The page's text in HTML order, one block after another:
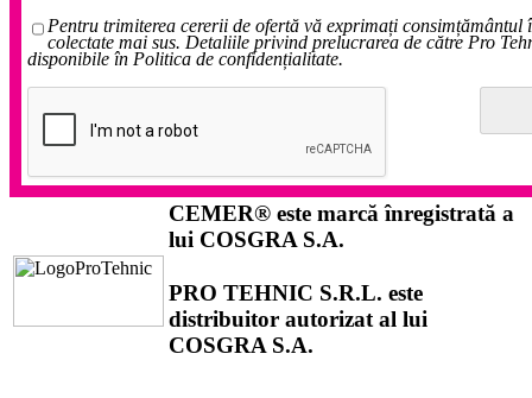
Pentru trimiterea cererii de ofertă vă exprimați
colectate mai sus. Detaliile privind prelucrarea de către Pro
disponibile în Politica de confidențialitate.
CEMER® este marcă înregistrată a
lui COSGRA S.A.
PRO TEHNIC S.R.L. este
distribuitor autorizat al lui
COSGRA S.A.